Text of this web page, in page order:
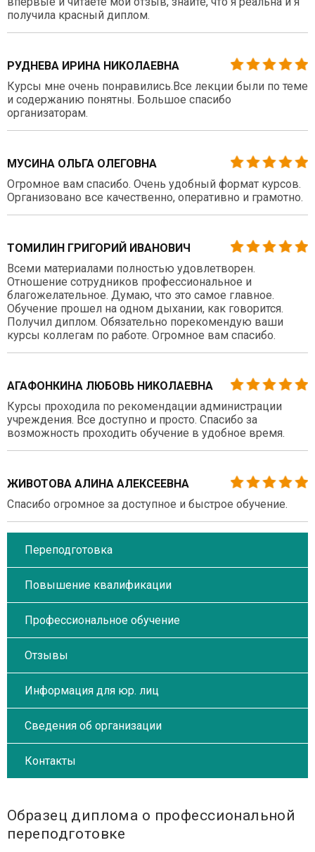
получила красный диплом.
РУДНЕВА ИРИНА НИКОЛАЕВНА
Курсы мне очень понравились.Все лекции были по теме
и содержанию понятны. Большое спасибо
организаторам.
МУСИНА ОЛЬГА ОЛЕГОВНА
Огромное вам спасибо. Очень удобный формат курсов.
Организовано все качественно, оперативно и грамотно.
ТОМИЛИН ГРИГОРИЙ ИВАНОВИЧ
Всеми материалами полностью удовлетворен.
Отношение сотрудников профессиональное и
благожелательное. Думаю, что это самое главное.
Обучение прошел на одном дыхании, как говорится.
Получил диплом. Обязательно порекомендую ваши
курсы коллегам по работе. Огромное вам спасибо.
АГАФОНКИНА ЛЮБОВЬ НИКОЛАЕВНА
Курсы проходила по рекомендации администрации
учреждения. Все доступно и просто. Спасибо за
возможность проходить обучение в удобное время.
ЖИВОТОВА АЛИНА АЛЕКСЕЕВНА
Спасибо огромное за доступное и быстрое обучение.
Переподготовка
Повышение квалификации
Профессиональное обучение
Отзывы
Информация для юр. лиц
Сведения об организации
Контакты
Образец диплома о профессиональной
переподготовке